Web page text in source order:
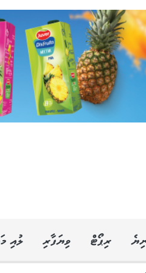
ރިޕޯޓް ވިޔަފާރި ލުއި